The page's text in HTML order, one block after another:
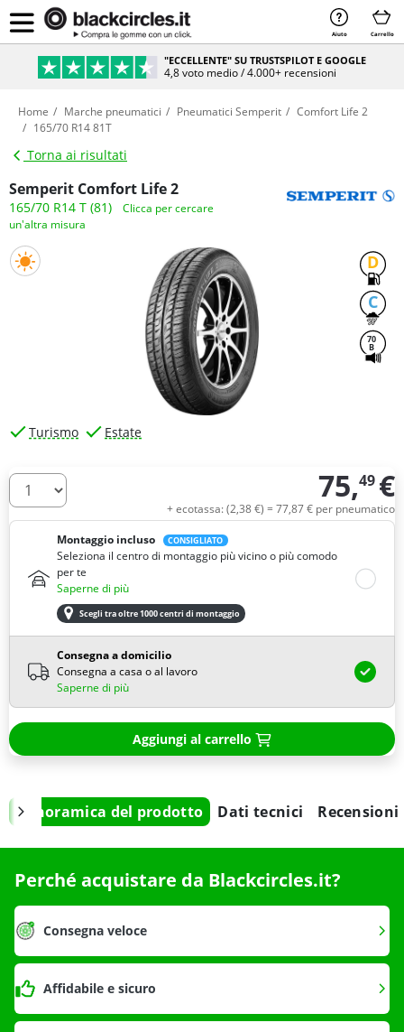
Aiuto Carrello
"ECCELLENTE" SU TRUSTSPILOT E GOOGLE
4,8 voto medio / 4.000+ recensioni
Home Marche pneumatici Pneumatici Semperit
Comfort Life 2
165/70 R14 81T
Torna ai risultati
Semperit Comfort Life 2
165/70 R14 T (81)
Clicca per cercare
un'altra misura
D
C
70
B
Turismo Estate
Quantità 75,49 €
+ ecotassa: (2,38€) = 77,87€ per pneumatico
Montaggio incluso
CONSIGLIATO
Seleziona il centro di montaggio più vicino o più comodo
per te
Saperne di più
Scegli tra oltre 1000 centri di montaggio
Consegna a domicilio
Consegna a casa o al lavoro
Saperne di più
Aggiungi al carrello
Panoramica del prodotto Dati tecnici Recensioni
Perché acquistare da Blackcircles.it?
Consegna veloce
Affidabile e sicuro